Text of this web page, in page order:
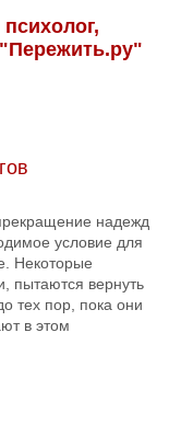
надежд
условие для
Некоторые
пытаются вернуть
тех пор, пока они
в этом